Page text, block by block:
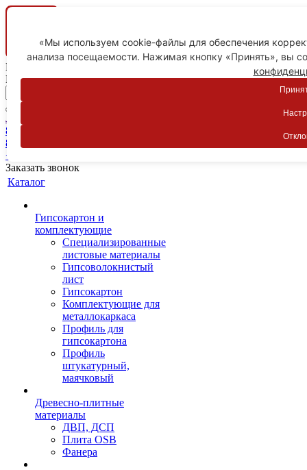
Ваш город
Пятигорск
Личный кабинет
8-800-775-59-89
8-800-775-59-89
+7 918 754-83-77
Заказать звонок
Каталог
Гипсокартон и
комплектующие
Специализированные
листовые материалы
Гипсоволокнистый
лист
Гипсокартон
Комплектующие для
металлокаркаса
Профиль для
гипсокартона
Профиль
штукатурный,
маячковый
Древесно-плитные
материалы
ДВП, ДСП
Плита OSB
Фанера
«Мы используем cookie-файлы для обеспечения
анализа посещаемости. Нажимая кнопку «Принять», вы